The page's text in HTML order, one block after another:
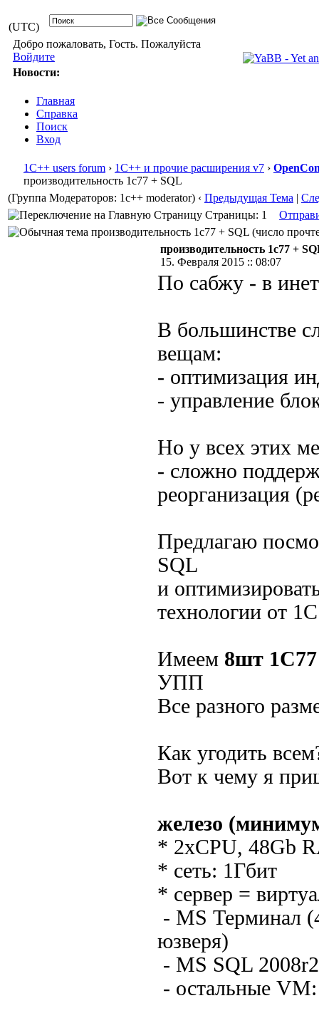
(UTC)
Добро пожаловать, Гость. Пожалуйста
Войдите
Новости:
Главная
Справка
Поиск
Вход
1С++ users forum › 1С++ и прочие расширения v7 ›
производительность 1c77 + SQL
(Группа Модераторов: 1c++ moderator) ‹ Предыдущая Тема |
Страницы: 1
производительность 1c77 + SQL (число
производительность 1c77 +
15. Февраля 2015 :: 08:07
По сабжу - в
В большинстве
вещам:
- оптимизация
- управление
Но у всех этих
- сложно
реорганизация
Предлагаю
SQL
и
технологии от
Имеем 8шт 1С77
УПП
Все разного
Как угодить
Вот к чему я
железо
* 2xCPU, 48Gb
* сеть: 1Гбит
* сервер =
- MS Терминал
юзверя)
- MS SQL
- остальные